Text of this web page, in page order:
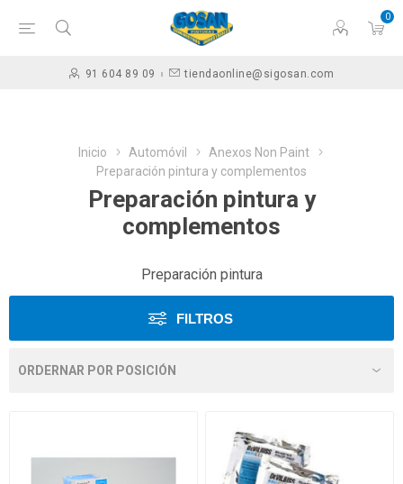
0
91 604 89 09 tiendaonline@sigosan.com
Inicio Automóvil
Anexos Non Paint
Preparación pintura y complementos
Preparación pintura y
complementos
Preparación pintura
FILTROS